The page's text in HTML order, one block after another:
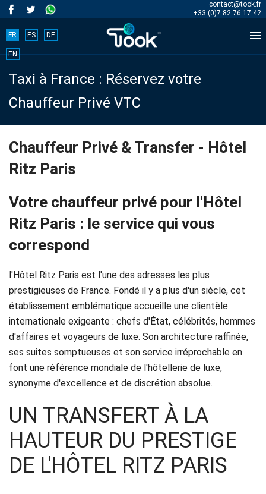
contact@took.fr
+33 (0)7 82 76 17 42

FR ES DE
EN
Taxi à France : Réservez votre
Chauffeur Privé VTC
Book
your
trip
now!
BOOK
Accueil
Réservation
Services
de
chauffeur
Transferts
Aéroports
Solutions
d'affaires
Chauffeur Privé & Transfer - Hôtel
Ritz Paris
Votre chauffeur privé pour l'Hôtel
Ritz Paris : le service qui vous
correspond
l'Hôtel Ritz Paris est l'une des adresses les plus
prestigieuses de France. Fondé il y a plus d'un siècle, cet
établissement emblématique accueille une clientèle
internationale exigeante : chefs d'État, célébrités, hommes
d'affaires et voyageurs de luxe. Son architecture raffinée,
ses suites somptueuses et son service irréprochable en
font une référence mondiale de l'hôtellerie de luxe,
synonyme d'excellence et de discrétion absolue.
UN TRANSFERT À LA
HAUTEUR DU PRESTIGE
DE L'HÔTEL RITZ PARIS